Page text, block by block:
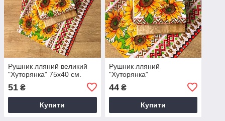
Рушник лляний великий
"Хуторянка" 75х40 см.
51 ₴
Купити
Рушник лляний
"Хуторянка"
44₴
Купити